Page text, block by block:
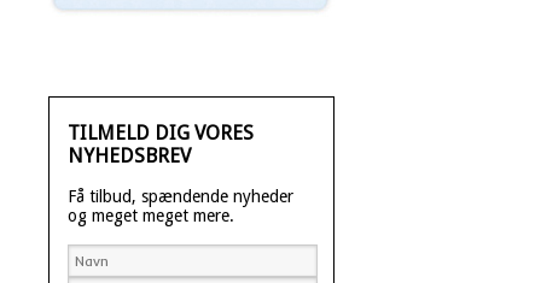
TILMELD DIG VORES
NYHEDSBREV
Få tilbud, spændende nyheder
og meget meget mere.